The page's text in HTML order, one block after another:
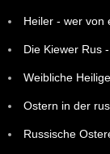
Heiler - wer von
Die Kiewer Rus
Weibliche
Ostern in der
Russische